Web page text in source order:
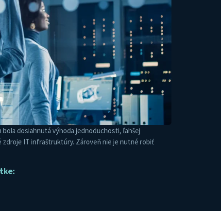
dosiahnutá výhoda jednoduchosti, ľahšej
IT infraštruktúry. Zároveň nie je nutné robiť